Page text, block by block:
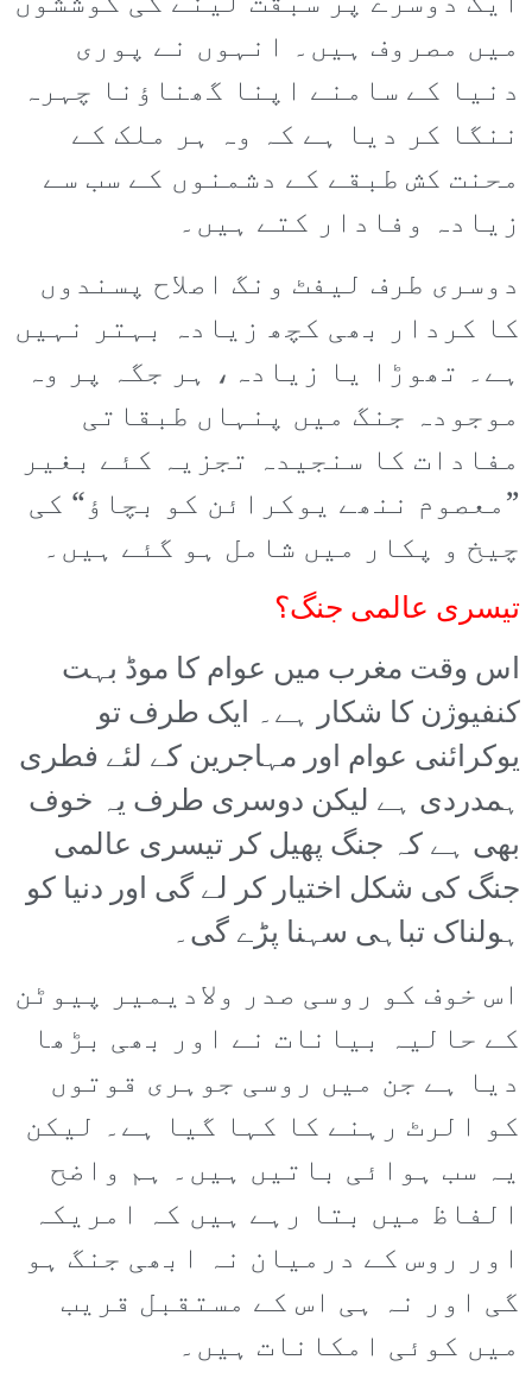
میں مصروف ہیں۔ انہوں نے پوری
دنیا کے سامنے اپنا گھناؤنا چہرہ
ننگا کر دیا ہے کہ وہ ہر ملک کے
محنت کش طبقے کے دشمنوں کے سب سے
زیادہ وفادار کتے ہیں۔
دوسری طرف لیفٹ ونگ اصلاح پسندوں
کا کردار بھی کچھ زیادہ بہتر نہیں
ہے۔ تھوڑا یا زیادہ، ہر جگہ پر وہ
موجودہ جنگ میں پنہاں طبقاتی
مفادات کا سنجیدہ تجزیہ کئے بغیر
”معصوم ننھے یوکرائن کو بچاؤ“ کی
چیخ و پکار میں شامل ہو گئے ہیں۔
تیسری عالمی جنگ؟
اس وقت مغرب میں عوام کا موڈ بہت
کنفیوژن کا شکار ہے۔ ایک طرف تو
یوکرائنی عوام اور مہاجرین کے لئے فطری
ہمدردی ہے لیکن دوسری طرف یہ خوف
بھی ہے کہ جنگ پھیل کر تیسری عالمی
جنگ کی شکل اختیار کر لے گی اور دنیا کو
ہولناک تباہی سہنا پڑے گی۔
اس خوف کو روسی صدر ولادیمیر پیوٹن
کے حالیہ بیانات نے اور بھی بڑھا
دیا ہے جن میں روسی جوہری قوتوں
کو الرٹ رہنے کا کہا گیا ہے۔ لیکن
یہ سب ہوائی باتیں ہیں۔ ہم واضح
الفاظ میں بتا رہے ہیں کہ امریکہ
اور روس کے درمیان نہ ابھی جنگ ہو
گی اور نہ ہی اس کے مستقبل قریب
میں کوئی امکانات ہیں۔